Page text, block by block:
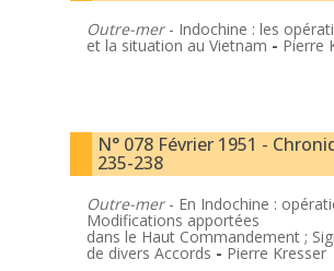
Outre-mer- Indochine : les
et la situation au Vietnam - Pierre
N° 078 Février 1951 -
235-238
Outre-mer- En Indochine :
Modifications apportées
dans le Haut Commandement ;
de divers Accords - Pierre Kresser